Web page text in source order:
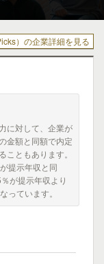
）の企業詳細を見る
に対して、企業が
金額と同額で内定
ともあります。
提示年収と同
が提示年収より
っています。